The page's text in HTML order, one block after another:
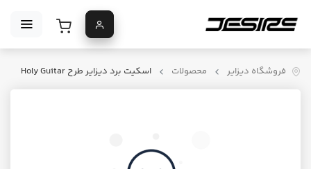
فروشگاه دیزایر محصولات اسکیت برد دیزایر طرح Holy Guitar